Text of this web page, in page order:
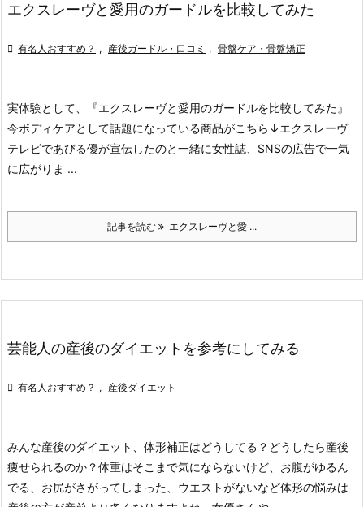
エクスレーヴと愛用のガードルを比較してみた
 有名人おすすめ？ , 産後ガードル・口コミ , 骨盤ケア・骨盤矯正
実体験として、
『エクスレーヴと愛用のガードルを比較してみた』
今ボディケアとして話題になっている商品がこちら↓エクスレーヴ
テレビであびる優が宣伝したのと一緒に女性誌、SNSの広告で一気
に広がりま ...
記事を読む エクスレーヴと愛 ...
芸能人の産後のダイエットを参考にしてみる
 有名人おすすめ？ , 産後ダイエット
みんな産後のダイエット、体形補正はどうしてる？ どうしたら産後
痩せられるのか？体重はそこまで気にならないけど、お腹がゆるん
でる、お尻がさがってしまった、ウエストがないなど体形の悩みは